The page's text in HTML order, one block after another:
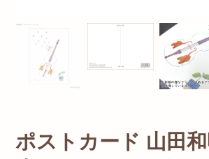
ポストカード 山田